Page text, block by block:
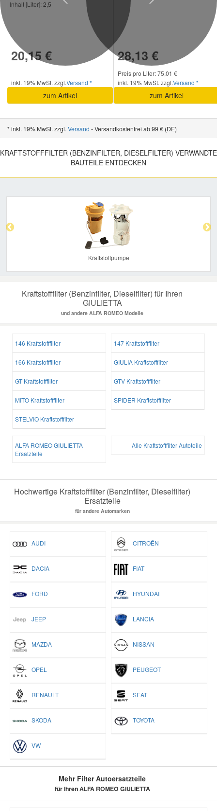
Inhalt [Liter]: 2,5
20,15 €
inkl. 19% MwSt. zzgl.Versand *
zum Artikel
28,13 €
Preis pro Liter: 75,01 €
inkl. 19% MwSt. zzgl.Versand *
zum Artikel
Previous Next
* inkl. 19% MwSt. zzgl. Versand - Versandkostenfrei ab 99 € (DE)
KRAFTSTOFFFILTER (BENZINFILTER, DIESELFILTER) VERWANDTE
BAUTEILE ENTDECKEN
Kraftstoffpumpe
Kraftstofffilter (Benzinfilter, Dieselfilter) für Ihren
GIULIETTA
und andere ALFA ROMEO Modelle
146 Kraftstofffilter 147 Kraftstofffilter
166 Kraftstofffilter GIULIA Kraftstofffilter
GT Kraftstofffilter GTV Kraftstofffilter
MITO Kraftstofffilter SPIDER Kraftstofffilter
STELVIO Kraftstofffilter
ALFA ROMEO GIULIETTA
Ersatzteile
Alle Kraftstofffilter Autoteile
Hochwertige Kraftstofffilter (Benzinfilter, Dieselfilter)
Ersatzteile
für andere Automarken
AUDI CITROËN
DACIA FIAT
FORD HYUNDAI
JEEP LANCIA
MAZDA NISSAN
OPEL PEUGEOT
RENAULT SEAT
SKODA TOYOTA
VW
Mehr Filter Autoersatzteile
für Ihren ALFA ROMEO GIULIETTA